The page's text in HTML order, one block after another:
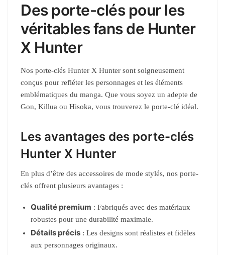
Des porte-clés pour les
véritables fans de Hunter
X Hunter
Nos porte-clés Hunter X Hunter sont soigneusement
conçus pour refléter les personnages et les éléments
emblématiques du manga. Que vous soyez un adepte de
Gon, Killua ou Hisoka, vous trouverez le porte-clé idéal.
Les avantages des porte-clés
Hunter X Hunter
En plus d’être des accessoires de mode stylés, nos porte-
clés offrent plusieurs avantages :
Qualité premium : Fabriqués avec des matériaux
robustes pour une durabilité maximale.
Détails précis : Les designs sont réalistes et fidèles
aux personnages originaux.